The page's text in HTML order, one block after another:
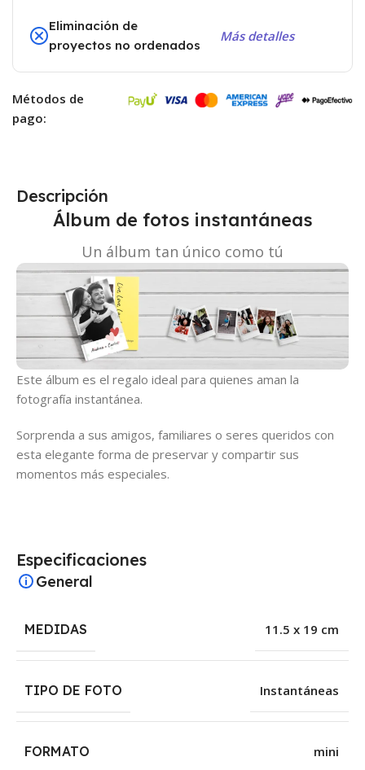
Eliminación de
proyectos no ordenados
Más detalles
Métodos de
pago:
Descripción
Álbum de fotos instantáneas
Un álbum tan único como tú
Este álbum es el regalo ideal para quienes aman la
fotografía instantánea.
Sorprenda a sus amigos, familiares o seres queridos con
esta elegante forma de preservar y compartir sus
momentos más especiales.
Especificaciones
General
MEDIDAS 11.5 x 19 cm
TIPO DE FOTO Instantáneas
FORMATO mini